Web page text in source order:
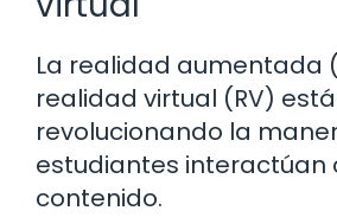
La realidad aumentada
realidad virtual (RV)
revolucionando la
estudiantes interactúan
contenido.